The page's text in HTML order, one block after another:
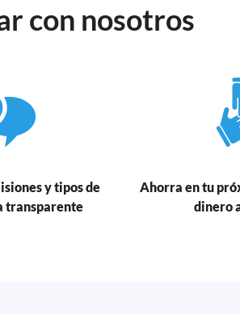
con nosotros
y tipos de
transparente
Ahorra en tu
dinero